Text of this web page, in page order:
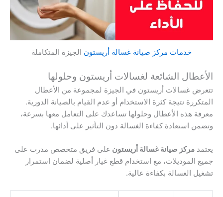
خدمات مركز صيانة غسالة أريستون الجيزة المتكاملة
الأعطال الشائعة لغسالات أريستون وحلولها
تتعرض غسالات أريستون في الجيزة لمجموعة من الأعطال
المتكررة نتيجة كثرة الاستخدام أو عدم القيام بالصيانة الدورية.
معرفة هذه الأعطال وحلولها تساعدك على التعامل معها بسرعة،
وتضمن استعادة كفاءة الغسالة دون التأثير على أدائها.
يعتمد مركز صيانة غسالة أريستون على فريق متخصص مدرب على
جميع الموديلات، مع استخدام قطع غيار أصلية لضمان استمرار
تشغيل الغسالة بكفاءة عالية.